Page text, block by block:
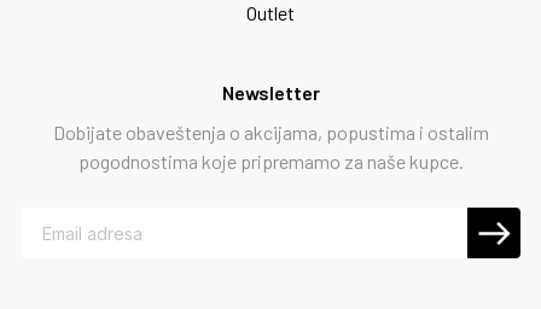
Outlet
Newsletter
Dobijate obaveštenja o akcijama, popustima i ostalim
pogodnostima koje pripremamo za naše kupce.